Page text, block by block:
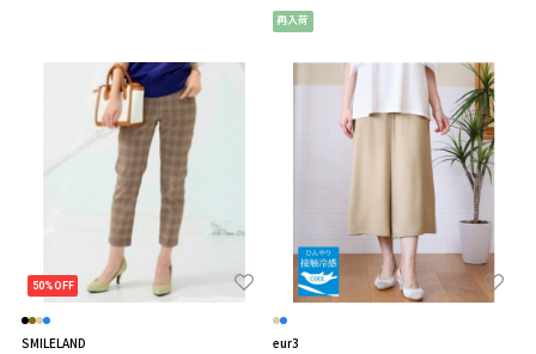
再入荷
50%OFF
SMILELAND
eur3